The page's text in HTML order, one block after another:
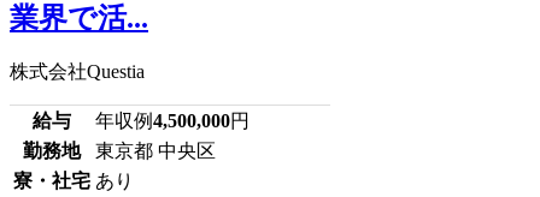
業界で活...
株式会社Questia
給与 年収例4,500,000円
勤務地
東京都 中央区
寮・社宅 あり